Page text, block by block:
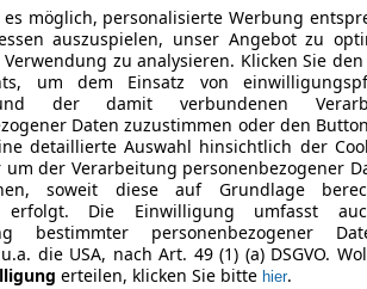
möglich, personalisierte Werbung
auszuspielen, unser Angebot zu
zu analysieren. Klicken Sie
um dem Einsatz von
der damit verbundenen
Daten zuzustimmen oder den
detaillierte Auswahl hinsichtlich der
der Verarbeitung personenbezogener
soweit diese auf Grundlage
erfolgt. Die Einwilligung umfasst
bestimmter personenbezogener
die USA, nach Art. 49 (1) (a) DSGVO.
erteilen, klicken Sie bitte hier.